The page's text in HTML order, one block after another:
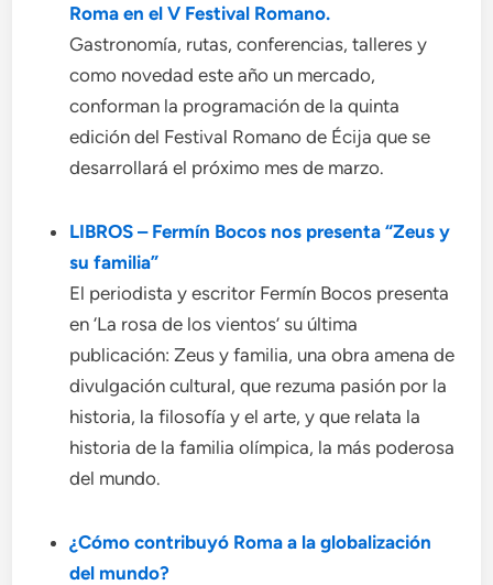
Roma en el V Festival Romano.
Gastronomía, rutas, conferencias, talleres y
como novedad este año un mercado,
conforman la programación de la quinta
edición del Festival Romano de Écija que se
desarrollará el próximo mes de marzo.
LIBROS – Fermín Bocos nos presenta “Zeus y
su familia”
El periodista y escritor Fermín Bocos presenta
en ‘La rosa de los vientos’ su última
publicación: Zeus y familia, una obra amena de
divulgación cultural, que rezuma pasión por la
historia, la filosofía y el arte, y que relata la
historia de la familia olímpica, la más poderosa
del mundo.
¿Cómo contribuyó Roma a la globalización
del mundo?